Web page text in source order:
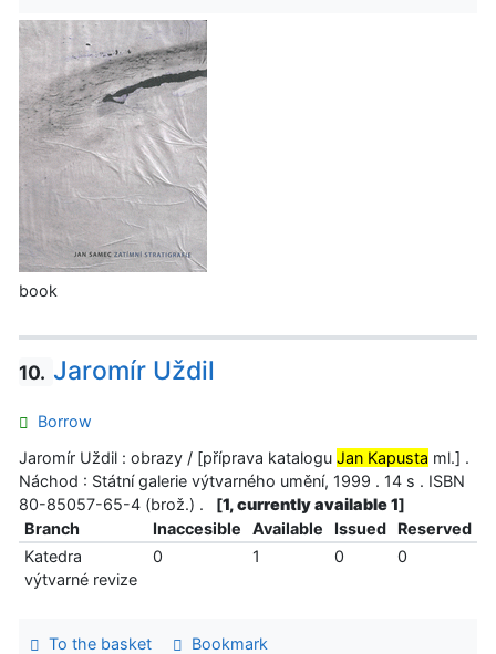
book
10. Jaromír Uždil
Borrow
Jaromír Uždil : obrazy / [příprava katalogu Jan Kapusta ml.] .
Náchod : Státní galerie výtvarného umění, 1999 . 14 s . ISBN
80-85057-65-4 (brož.) .
[1, currently available 1]
Branch
Inaccesible Available Issued
Reserved
Katedra
výtvarné revize
0 1 0 0
To the basket
Bookmark